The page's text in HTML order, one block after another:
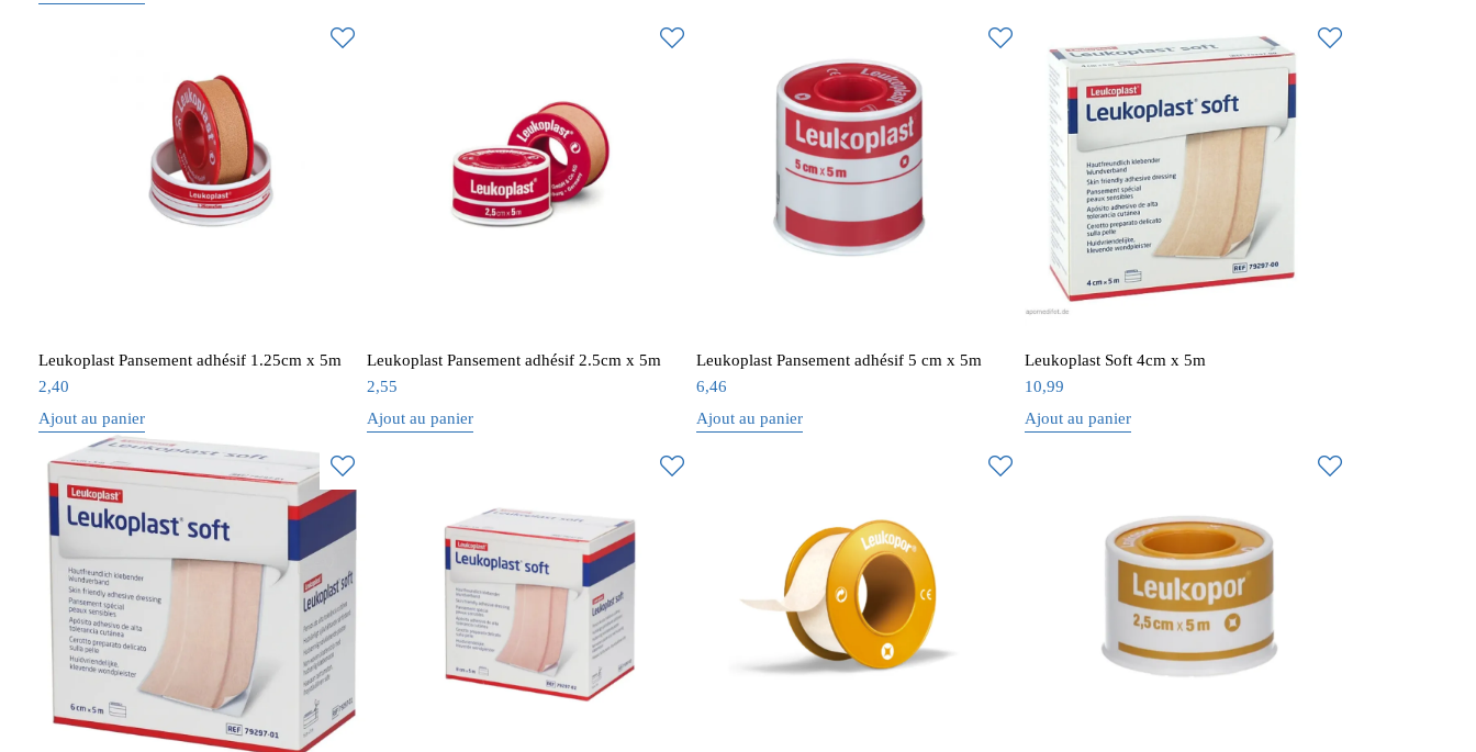
Leukoplast Pansement adhésif 1.25cm x 5m
2,40
Ajout au panier
Leukoplast Pansement adhésif 2.5cm x 5m
2,55
Ajout au panier
Leukoplast Pansement adhésif 5 cm x 5m
6,46
Ajout au panier
Leukoplast Soft 4cm x 5m
10,99
Ajout au panier